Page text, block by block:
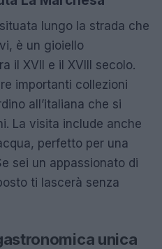
lungo la strada che
è un gioiello
il XVII e il XVIII secolo.
importanti collezioni
all’italiana che si
La visita include anche
perfetto per una
sei un appassionato di
ti lascerà senza
unica